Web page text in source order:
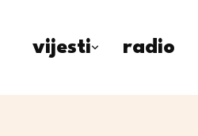
vijesti radio